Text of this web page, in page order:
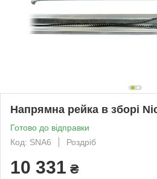
Напрямна рейка в зборі
Готово до відправки
Код: SNA6
Роздріб
10 331 ₴